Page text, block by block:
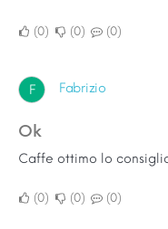
0 0 0
F Fabrizio
Ok
Caffe ottimo lo
0 0 0